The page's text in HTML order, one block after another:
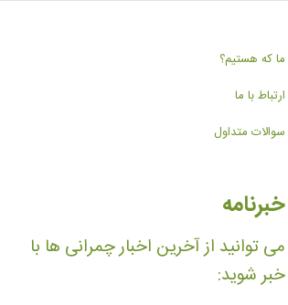
ما که هستیم؟
ارتباط با ما
سوالات متداول
خبرنامه
می توانید از آخرین اخبار چمرانی ها با
خبر شوید: